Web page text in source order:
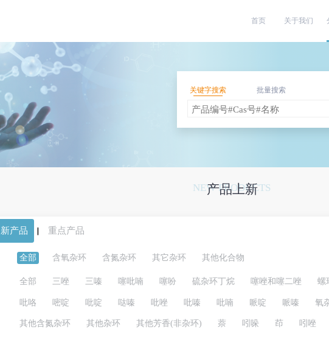
首页 关于我们
关键字搜索 批量搜索
NEW PRODUCTS
产品上新
新产品 | 重点产品
全部 含氧杂环 含氮杂环 其它杂环 其他化合物
全部 三唑 三嗪 噻吡喃 噻吩 硫杂环丁烷 噻唑和噻二唑 螺
吡咯 嘧啶 吡啶 哒嗪 吡唑 吡嗪 吡喃 哌啶 哌嗪 氧
其他含氮杂环 其他杂环 其他芳香(非杂环) 萘 吲哚 茚 吲唑